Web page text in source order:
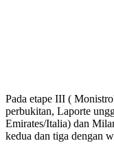
Pada etape III (
perbukitan, Laporte
Emirates/Italia) dan
kedua dan tiga dengan